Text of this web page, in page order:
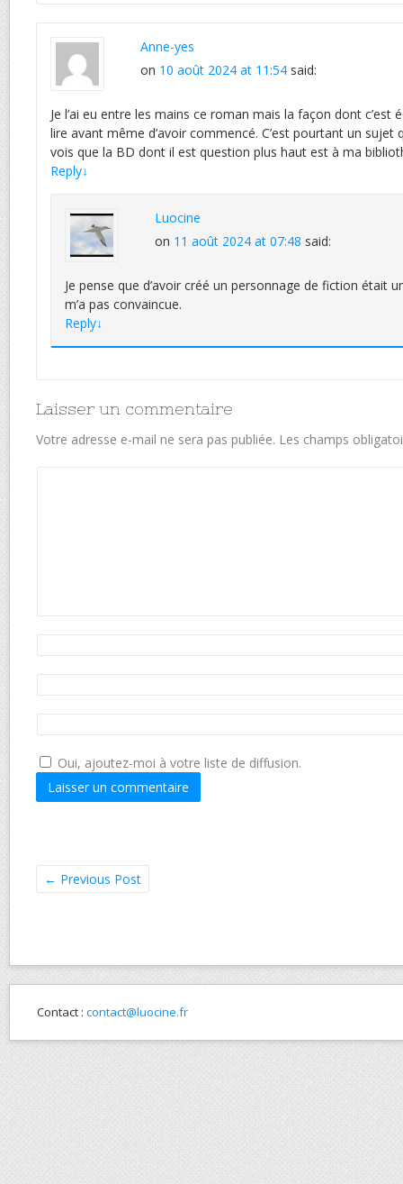
Anne-yes
on 10 août 2024 at 11:54 said:
Je l’ai eu entre les mains ce roman mais la façon dont c’est
lire avant même d’avoir commencé. C’est pourtant un sujet
vois que la BD dont il est question plus haut est à ma
Reply↓
Luocine
on 11 août 2024 at 07:48 said:
Je pense que d’avoir créé un personnage de fiction était
m’a pas convaincue.
Reply↓
Laisser un commentaire
Votre adresse e-mail ne sera pas publiée. Les champs
Oui, ajoutez-moi à votre liste de diffusion.
← Previous Post
Contact : contact@luocine.fr